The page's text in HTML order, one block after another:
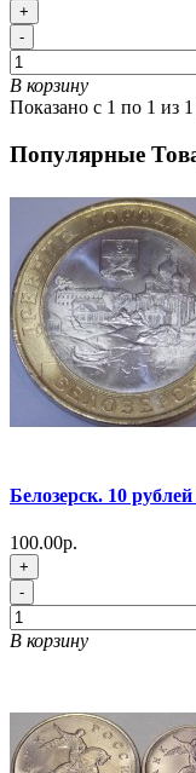
+
-
В корзину
Показано с 1 по 1 из
Популярные
Белозерск. 10
100.00р.
+
-
В корзину